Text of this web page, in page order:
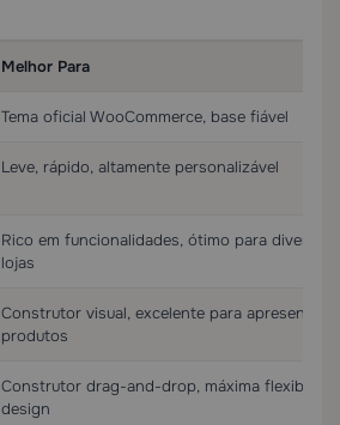
Melhor Para
Tema oficial WooCommerce, base fiável
Leve, rápido, altamente personalizável
Rico em funcionalidades, ótimo para
lojas
Construtor visual, excelente para
produtos
Construtor drag-and-drop, máxima
design